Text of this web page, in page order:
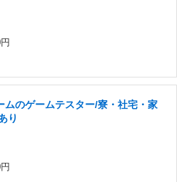
ムのゲームテスター/寮・社宅・家
り